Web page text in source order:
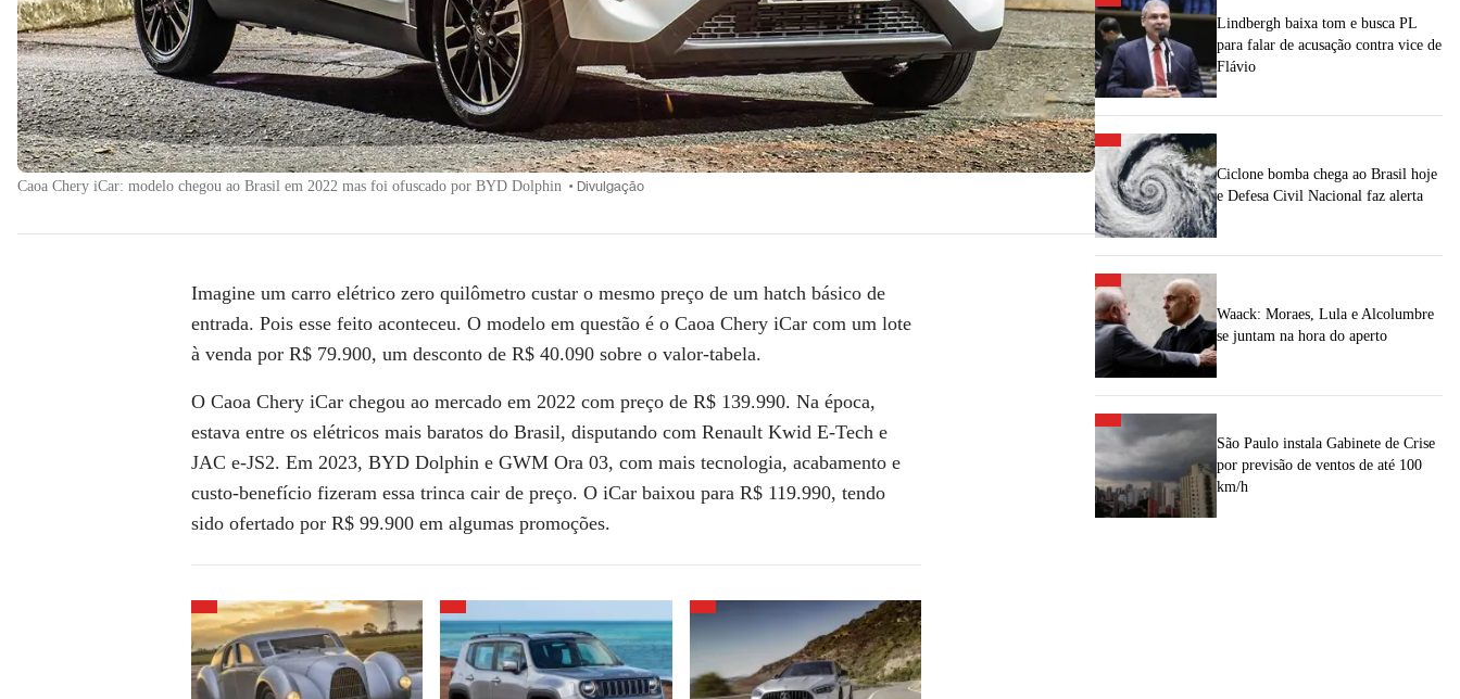
Caoa Chery iCar: modelo chegou ao Brasil em 2022 mas foi ofuscado por BYD Dolphin • Divulgação
Imagine um carro elétrico zero quilômetro custar o mesmo preço de um hatch básico de
entrada. Pois esse feito aconteceu. O modelo em questão é o Caoa Chery iCar com um lote
à venda por R$ 79.900, um desconto de R$ 40.090 sobre o valor-tabela.
O Caoa Chery iCar chegou ao mercado em 2022 com preço de R$ 139.990. Na época,
estava entre os elétricos mais baratos do Brasil, disputando com Renault Kwid E-Tech e
JAC e-JS2. Em 2023, BYD Dolphin e GWM Ora 03, com mais tecnologia, acabamento e
custo-benefício fizeram essa trinca cair de preço. O iCar baixou para R$ 119.990, tendo
sido ofertado por R$ 99.900 em algumas promoções.
Lindbergh baixa tom e busca PL
para falar de acusação contra vice de
Flávio
Ciclone bomba chega ao Brasil hoje
e Defesa Civil Nacional faz alerta
Waack: Moraes, Lula e Alcolumbre
se juntam na hora do aperto
São Paulo instala Gabinete de Crise
por previsão de ventos de até 100
km/h